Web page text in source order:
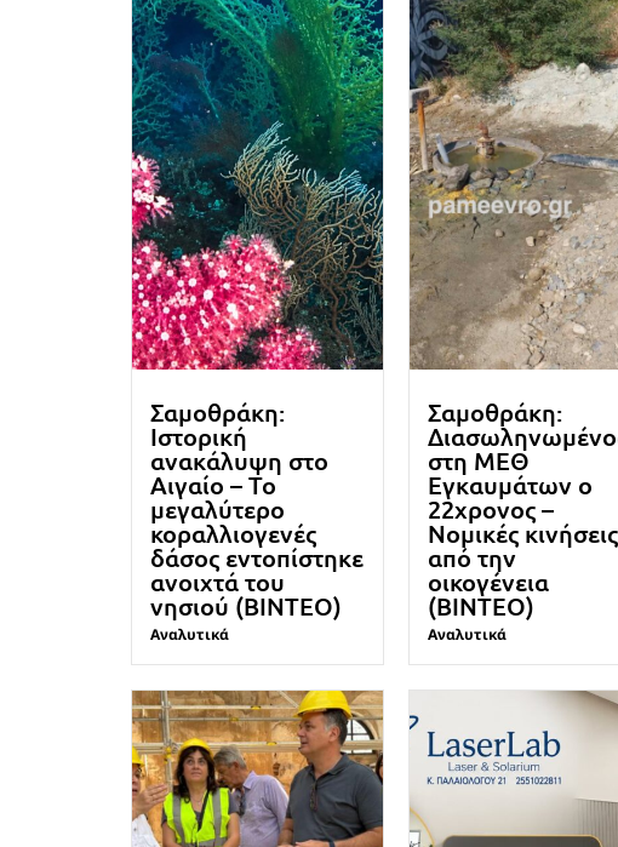
Σαμοθράκη:
Ιστορική
ανακάλυψη στο
Αιγαίο – Το
μεγαλύτερο
κοραλλιογενές
δάσος εντοπίστηκε
ανοιχτά του
νησιού (ΒΙΝΤΕΟ)
Αναλυτικά
Σαμοθράκη:
στη ΜΕΘ
Εγκαυμάτων ο
22χρονος –
Νομικές κινήσεις
από την
οικογένεια
(ΒΙΝΤΕΟ)
Αναλυτικά